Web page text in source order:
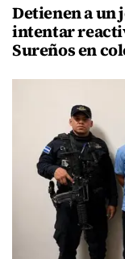
Detienen a un
intentar
Sureños en